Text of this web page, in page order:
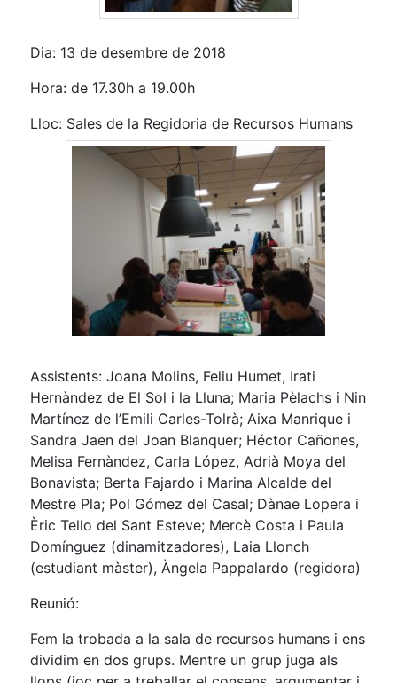
Dia: 13 de desembre de 2018
Hora: de 17.30h a 19.00h
Lloc: Sales de la Regidoria de Recursos Humans
Assistents: Joana Molins, Feliu Humet, Irati
Hernàndez de El Sol i la Lluna; Maria Pèlachs i Nin
Martínez de l’Emili Carles-Tolrà; Aixa Manrique i
Sandra Jaen del Joan Blanquer; Héctor Cañones,
Melisa Fernàndez, Carla López, Adrià Moya del
Bonavista; Berta Fajardo i Marina Alcalde del
Mestre Pla; Pol Gómez del Casal; Dànae Lopera i
Èric Tello del Sant Esteve; Mercè Costa i Paula
Domínguez (dinamitzadores), Laia Llonch
(estudiant màster), Àngela Pappalardo (regidora)
Reunió:
Fem la trobada a la sala de recursos humans i ens
dividim en dos grups. Mentre un grup juga als